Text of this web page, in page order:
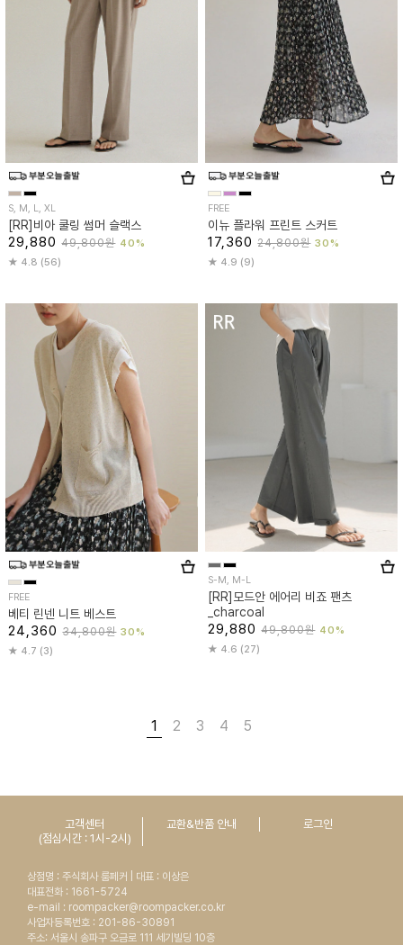
S, M, L, XL
[RR]비아 쿨링 썸머 슬랙스
29,88049,800원 40%
4.8 (56)
FREE
이뉴 플라워 프린트 스커트
17,36024,800원 30%
4.9 (9)
FREE
베티 린넨 니트 베스트
24,36034,800원 30%
4.7 (3)
S-M, M-L
[RR]모드안 에어리 비죠 팬츠
_charcoal
29,88049,800원 40%
4.6 (27)
1 2 3 4 5
고객센터
(점심시간 : 1시-2시)
교환&반품 안내 로그인
상점명 : 주식회사 룸페커 | 대표 : 이상은
대표전화 : 1661-5724
e-mail : roompacker@roompacker.co.kr
사업자등록번호 : 201-86-30891
주소: 서울시 송파구 오금로 111 세기빌딩 10층